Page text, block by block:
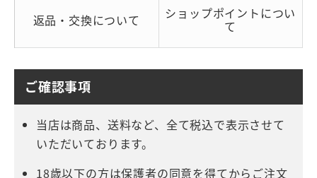
返品・交換について ショップポイントについ
て
ご確認事項
当店は商品、送料など、全て税込で表示させて
いただいております。
18歳以下の方は保護者の同意を得てからご注文